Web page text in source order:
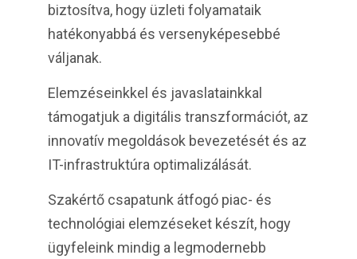
biztosítva, hogy üzleti folyamataik
hatékonyabbá és versenyképesebbé
váljanak.
Elemzéseinkkel és javaslatainkkal
támogatjuk a digitális transzformációt, az
innovatív megoldások bevezetését és az
IT-infrastruktúra optimalizálását.
Szakértő csapatunk átfogó piac- és
technológiai elemzéseket készít, hogy
ügyfeleink mindig a legmodernebb